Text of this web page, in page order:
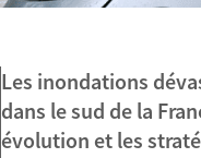
Les inondations
dans le sud de la
évolution et les